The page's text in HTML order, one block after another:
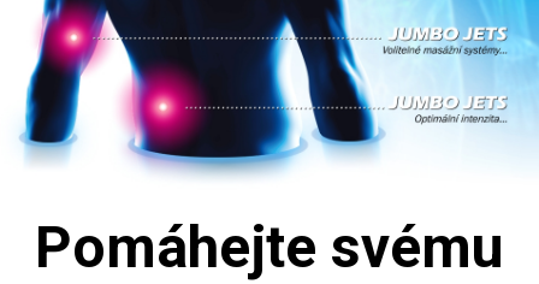
Pomáhejte svému